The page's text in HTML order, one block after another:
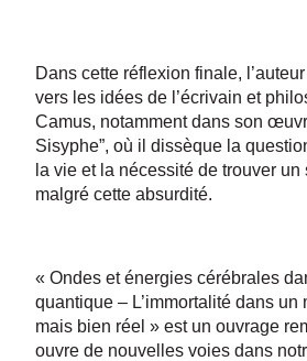
Dans cette réflexion finale,
vers les idées de l’écrivain et
Camus, notamment dans son
Sisyphe”, où il dissèque la
la vie et la nécessité de trouver un
malgré cette absurdité.
« Ondes et énergies cérébrales
quantique – L’immortalité dans un
mais bien réel » est un ouvrage
ouvre de nouvelles voies dans